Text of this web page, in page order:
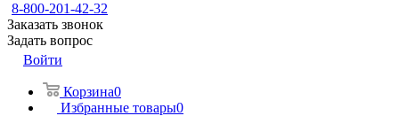
8-800-201-42-32
Заказать звонок
Задать вопрос
Войти
Корзина0
Избранные товары0